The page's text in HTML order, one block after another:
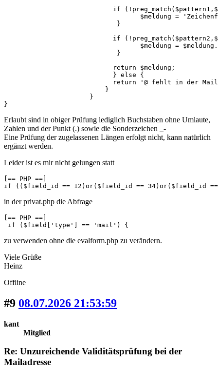
if
$meldung =
                             }
if
$meldung =
                             }
                            return $meldung;
                            } else {
return '@ fehlt in der
                          }
                      }
}
Erlaubt sind in obiger Prüfung lediglich Buchstaben ohne Umlaute,
Zahlen und der Punkt (.) sowie die Sonderzeichen _-
Eine Prüfung der zugelassenen Längen erfolgt nicht, kann natürlich
ergänzt werden.
Leider ist es mir nicht gelungen statt
[== PHP ==]
if (($field_id == 12)or($field_id == 34)or($field_id
in der privat.php die Abfrage
[== PHP ==]
if ($field['type'] == 'mail') {
zu verwenden ohne die evalform.php zu verändern.
Viele Grüße
Heinz
Offline
#9 08.07.2026 21:53:59
kant
Mitglied
Re: Unzureichende Validitätsprüfung bei der
Mailadresse